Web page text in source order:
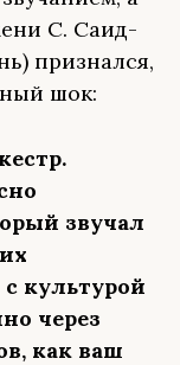
С. Саид-
признался,
шок:
звучал
культурой
через
как ваш